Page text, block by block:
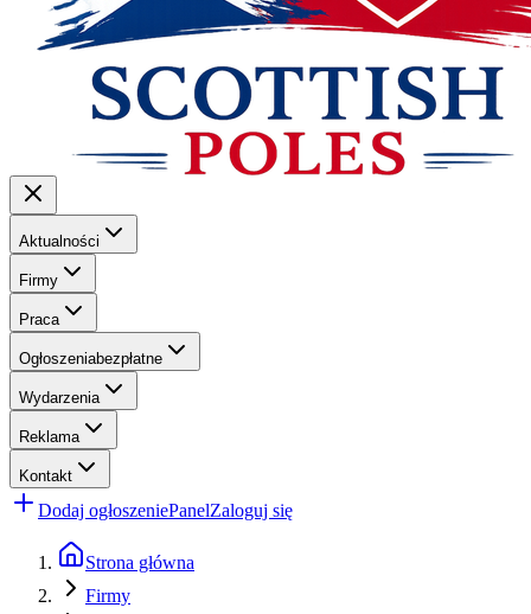
Aktualności
Firmy
Praca
Ogłoszeniabezpłatne
Wydarzenia
Reklama
Kontakt
Dodaj ogłoszeniePanelZaloguj się
Strona główna
Firmy